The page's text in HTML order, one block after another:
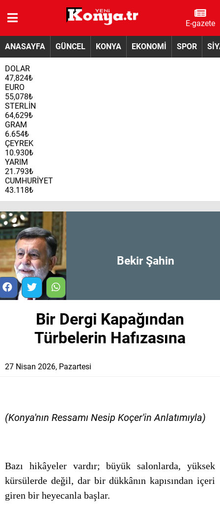
E-gazete
ANASAYFA GÜNCEL KONYA EKONOMİ SPOR
DOLAR
47,824₺
EURO
55,078₺
STERLİN
64,629₺
GRAM
6.654₺
ÇEYREK
10.930₺
YARIM
21.793₺
CUMHURİYET
43.118₺
Bekir Şahin
Bir Dergi Kapağından
Türbelerin Hafızasına
27 Nisan 2026, Pazartesi
(Konya'nın Ressamı Nesip Koçer'in Anlatımıyla)
Bazı hikâyeler vardır; büyük salonlarda, yüksek
kürsülerde değil, dar bir dükkânın kapısından içeri
giren bir heyecanla başlar.